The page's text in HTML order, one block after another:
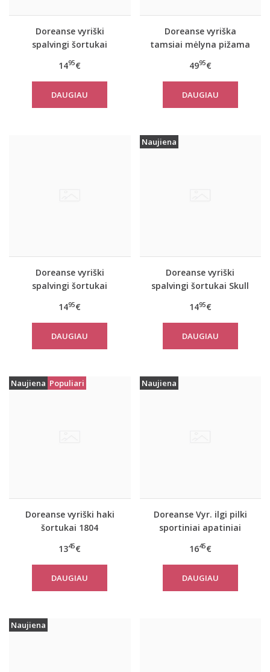
Doreanse vyriški
spalvingi šortukai
1495€
DAUGIAU
Doreanse vyriška
tamsiai mėlyna pižama
4995€
DAUGIAU
Doreanse vyriški
spalvingi šortukai
1495€
DAUGIAU
Naujiena
Doreanse vyriški
spalvingi šortukai Skull
1495€
DAUGIAU
Naujiena Populiari
Doreanse vyriški haki
šortukai 1804
1345€
DAUGIAU
Naujiena
Doreanse Vyr. ilgi pilki
sportiniai apatiniai
1645€
DAUGIAU
Naujiena